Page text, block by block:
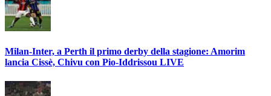
Milan-Inter, a Perth il primo derby della stagione: Amorim
lancia Cissè, Chivu con Pio-Iddrissou LIVE